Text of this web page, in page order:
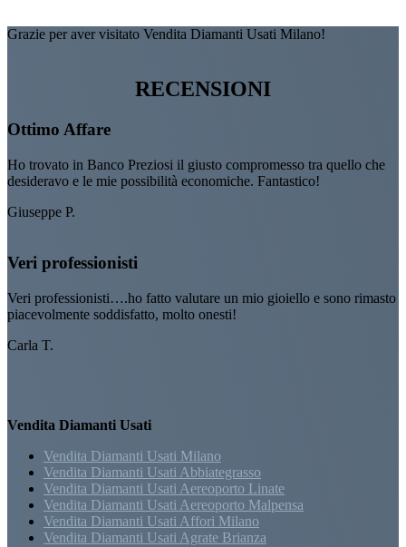
Grazie per aver visitato Vendita Diamanti Usati Milano!
RECENSIONI
Ottimo Affare
Ho trovato in Banco Preziosi il giusto compromesso tra quello che
desideravo e le mie possibilità economiche. Fantastico!
Giuseppe P.
Veri professionisti
Veri professionisti….ho fatto valutare un mio gioiello e sono rimasto
piacevolmente soddisfatto, molto onesti!
Carla T.
Vendita Diamanti Usati
Vendita Diamanti Usati Milano
Vendita Diamanti Usati Abbiategrasso
Vendita Diamanti Usati Aereoporto Linate
Vendita Diamanti Usati Aereoporto Malpensa
Vendita Diamanti Usati Affori Milano
Vendita Diamanti Usati Agrate Brianza